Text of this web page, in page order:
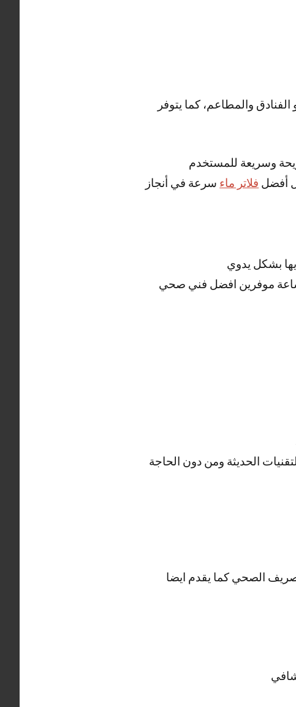
والمطاعم، كما يتوفر
وسريعة للمستخدم
أفضل فلاتر ماء سرعة في أنجاز
بشكل يدوي
موفرين افضل فني صحي
الحديثة ومن دون الحاجة
الصحي كما يقدم ايضا